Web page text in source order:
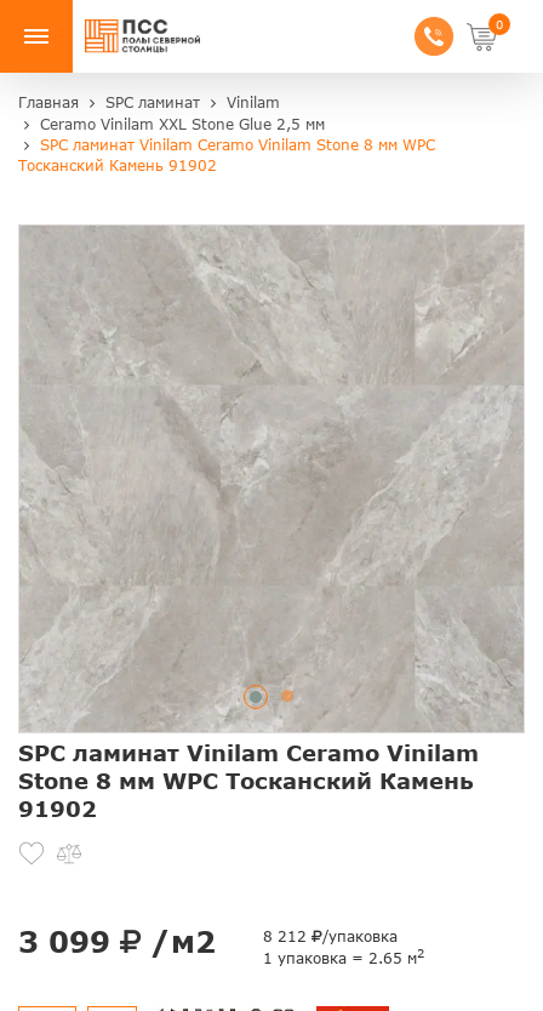
0
Главная SPC ламинат
Vinilam
Ceramo Vinilam XXL Stone Glue 2,5 мм
SPC ламинат Vinilam Ceramo Vinilam Stone 8 мм WPC
Тосканский Камень 91902
SPC ламинат Vinilam Ceramo Vinilam
Stone 8 мм WPC Тосканский Камень
91902
3 099 /м2 8 212
/упаковка
1 упаковка = 2.65 м2